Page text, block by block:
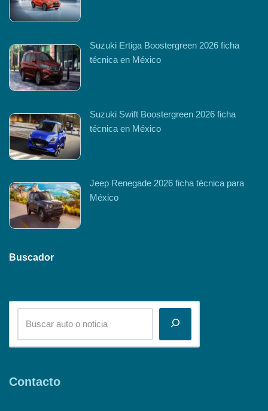
Suzuki Ertiga Boostergreen 2026 ficha
técnica en México
Suzuki Swift Boostergreen 2026 ficha
técnica en México
Jeep Renegade 2026 ficha técnica para
México
Buscador
Contacto